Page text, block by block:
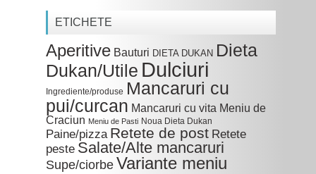
ETICHETE
Aperitive Bauturi DIETA DUKAN Dieta
Dukan/Utile Dulciuri
Ingrediente/produse Mancaruri cu
pui/curcan Mancaruri cu vita Meniu de
Craciun Meniu de Pasti Noua Dieta Dukan
Paine/pizza Retete de post Retete
peste Salate/Alte mancaruri
Supe/ciorbeVariante meniu